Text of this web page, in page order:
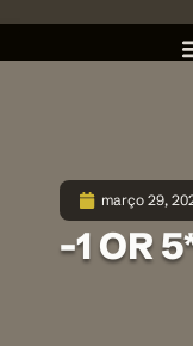
março 29,
-1 OR